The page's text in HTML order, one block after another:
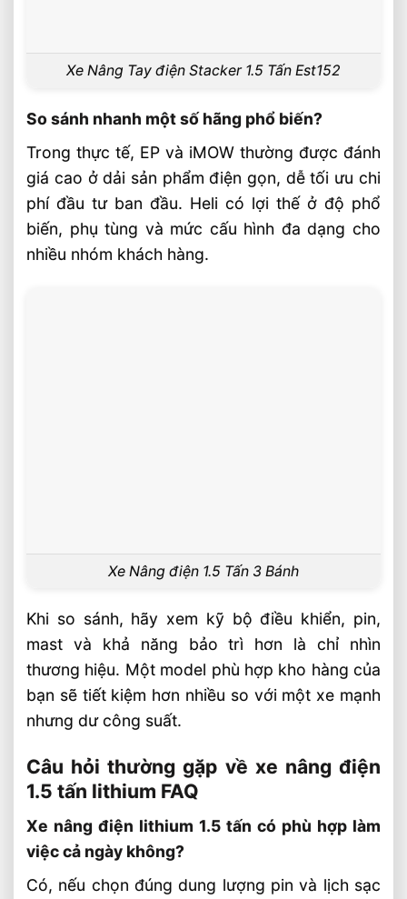
Xe Nâng Tay điện Stacker 1.5 Tấn Est152
So sánh nhanh một số hãng phổ biến?
Trong thực tế, EP và iMOW thường được đánh
giá cao ở dải sản phẩm điện gọn, dễ tối ưu chi
phí đầu tư ban đầu. Heli có lợi thế ở độ phổ
biến, phụ tùng và mức cấu hình đa dạng cho
nhiều nhóm khách hàng.
Xe Nâng điện 1.5 Tấn 3 Bánh
Khi so sánh, hãy xem kỹ bộ điều khiển, pin,
mast và khả năng bảo trì hơn là chỉ nhìn
thương hiệu. Một model phù hợp kho hàng của
bạn sẽ tiết kiệm hơn nhiều so với một xe mạnh
nhưng dư công suất.
Câu hỏi thường gặp về xe nâng điện
1.5 tấn lithium FAQ
Xe nâng điện lithium 1.5 tấn có phù hợp làm
việc cả ngày không?
Có, nếu chọn đúng dung lượng pin và lịch sạc